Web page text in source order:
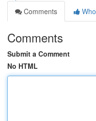
Comments
Comments
Submit a Comment
No HTML